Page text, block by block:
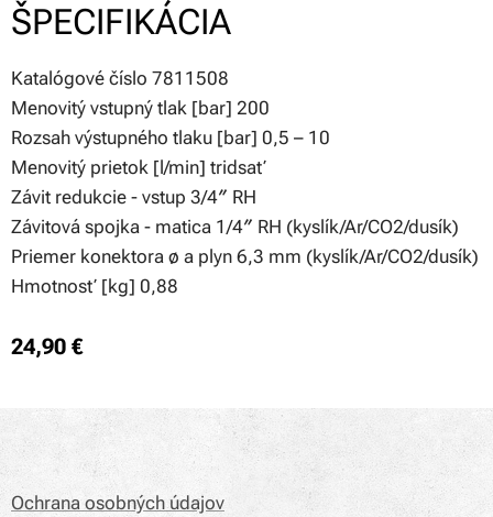
ŠPECIFIKÁCIA
Katalógové číslo 7811508
Menovitý vstupný tlak [bar] 200
Rozsah výstupného tlaku [bar] 0,5 – 10
Menovitý prietok [l/min] tridsať
Závit redukcie - vstup 3/4″ RH
Závitová spojka - matica 1/4″ RH (kyslík/Ar/CO2/dusík)
Priemer konektora ø a plyn 6,3 mm (kyslík/Ar/CO2/dusík)
Hmotnosť [kg] 0,88
24,90 €
Ochrana osobných údajov